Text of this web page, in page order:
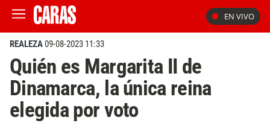
EN VIVO
REALEZA09-08-2023 11:33
Quién es Margarita II de
Dinamarca, la única reina
elegida por voto